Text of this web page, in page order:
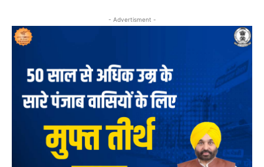
- Advertisment -